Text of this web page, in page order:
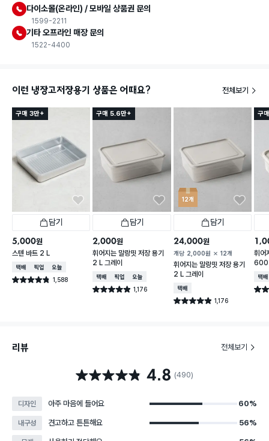
다이소몰(온라인) / 모바일 상품권 문의
1599-2211
기타 오프라인 매장 문의
1522-4400
이런 냉장고저장용기 상품은 어때요? 전체보기
구매 3만+
담기
5,000원
스텐 바트 2 L
택배배송매장픽업오늘배송
별점 4.8점 1,588
건 작성
구매 5.6만+
담기
2,000원
휘어지는 말랑핏 저장 용기
2 L 그레이
택배배송매장픽업오늘배송
별점 4.9점 1,176
건 작성
12개
담기
24,000원
개당 2,000원 12개
휘어지는 말랑핏 저장 용기
2 L 그레이
택배배송
별점 4.9점 1,176
건 작성
구
휘어
600
택배
별점
리뷰 전체보기
별점 4.8점 4.8 (490)
디자인 아주 마음에 들어요 60%
내구성 견고하고 튼튼해요 56%